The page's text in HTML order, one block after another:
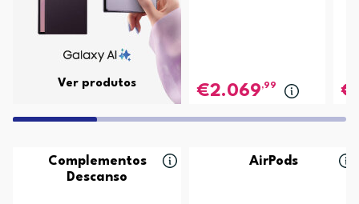
Ver produtos 2.069,99
Complementos
Descanso
AirPods